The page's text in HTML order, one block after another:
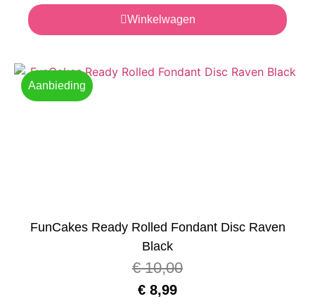
Winkelwagen
Aanbieding
FunCakes Ready Rolled Fondant Disc Raven
Black
€10,00
€ 8,99